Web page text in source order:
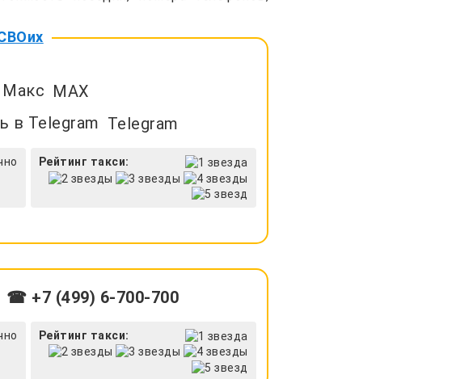
MAX
Telegram
Рейтинг такси:
☎ +7 (499) 6-700-700
Рейтинг такси: